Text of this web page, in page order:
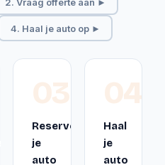
4. Haal je auto op ►
03
Reserveer
je
auto
04
Haal
je
auto